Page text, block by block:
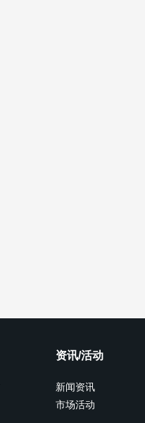
资讯/活动
新闻资讯
市场活动